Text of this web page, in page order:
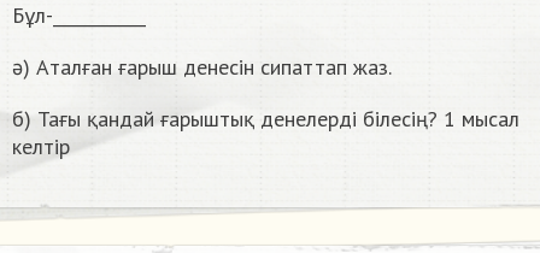
Бұл-___________
ә) Аталған ғарыш денесін сипаттап жаз.
б) Тағы қандай ғарыштық денелерді білесің? 1 мысал
келтір